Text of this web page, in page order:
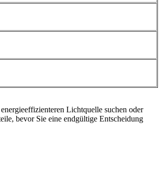
Lichtquelle suchen oder
bevor Sie eine endgültige Entscheidung